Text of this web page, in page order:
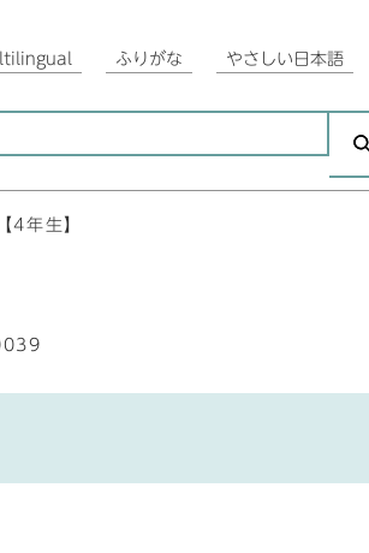
ふりがな やさしい日本語
4年生】